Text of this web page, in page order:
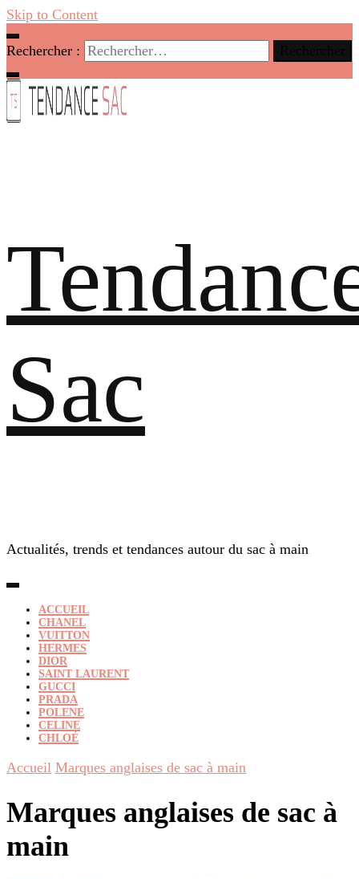
Skip to Content
Rechercher :
Sac
Actualités, trends et tendances autour du sac à main
ACCUEIL
CHANEL
VUITTON
HERMES
DIOR
SAINT LAURENT
GUCCI
PRADA
POLENE
CELINE
CHLOÉ
Accueil Marques anglaises de sac à main
Marques anglaises de sac à
main